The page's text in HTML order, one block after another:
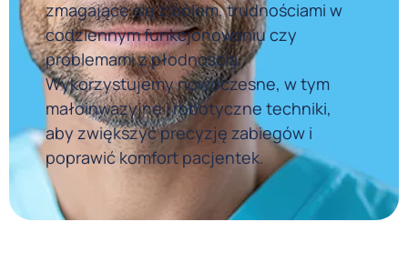
zmagające się z bólem, trudnościami w
codziennym funkcjonowaniu czy
problemami z płodnością.
Wykorzystujemy nowoczesne, w tym
małoinwazyjne i robotyczne techniki,
aby zwiększyć precyzję zabiegów i
poprawić komfort pacjentek.